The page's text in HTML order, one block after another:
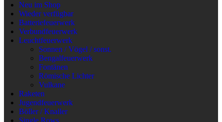
Neu im Shop
Wieder verfügbar
Batteriefeuerwerk
Verbundfeuerwerk
Leuchtfeuerwerk
Sonnen / Vögel / sonst.
Bengalfeuerwerk
Fontänen
Römische Lichter
Vulkane
Raketen
Jugendfeuerwerk
Böller / Knaller